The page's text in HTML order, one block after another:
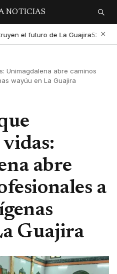
NOTICIAS Buscar
el futuro de La Guajira5:01 PM×
Unimagdalena abre caminos
wayúu en La Guajira
abre
a
Guajira